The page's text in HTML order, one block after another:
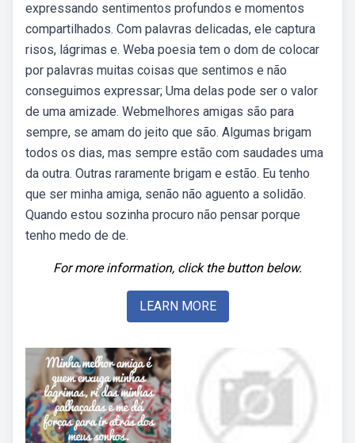
expressando sentimentos profundos e momentos
compartilhados. Com palavras delicadas, ele captura
risos, lágrimas e. Weba poesia tem o dom de colocar
por palavras muitas coisas que sentimos e não
conseguimos expressar; Uma delas pode ser o valor
de uma amizade. Webmelhores amigas são para
sempre, se amam do jeito que são. Algumas brigam
todos os dias, mas sempre estão com saudades uma
da outra. Outras raramente brigam e estão. Eu tenho
que ser minha amiga, senão não aguento a solidão.
Quando estou sozinha procuro não pensar porque
tenho medo de de.
For more information, click the button below.
LEARN MORE